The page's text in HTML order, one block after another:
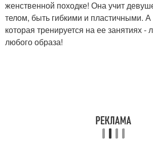
женственной походке! Она учит
телом, быть гибкими и пластичными.
которая тренируется на ее занятиях -
любого образа!